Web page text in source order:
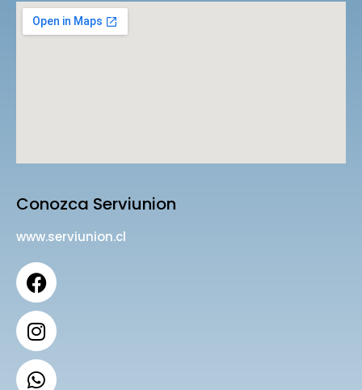
Conozca Serviunion
www.serviunion.cl